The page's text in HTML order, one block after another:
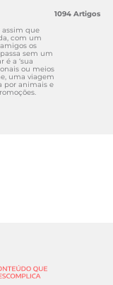
assim que
com um
os
sem um
é a ‘sua
ou meios
uma viagem
por animais e
1094 Artigos